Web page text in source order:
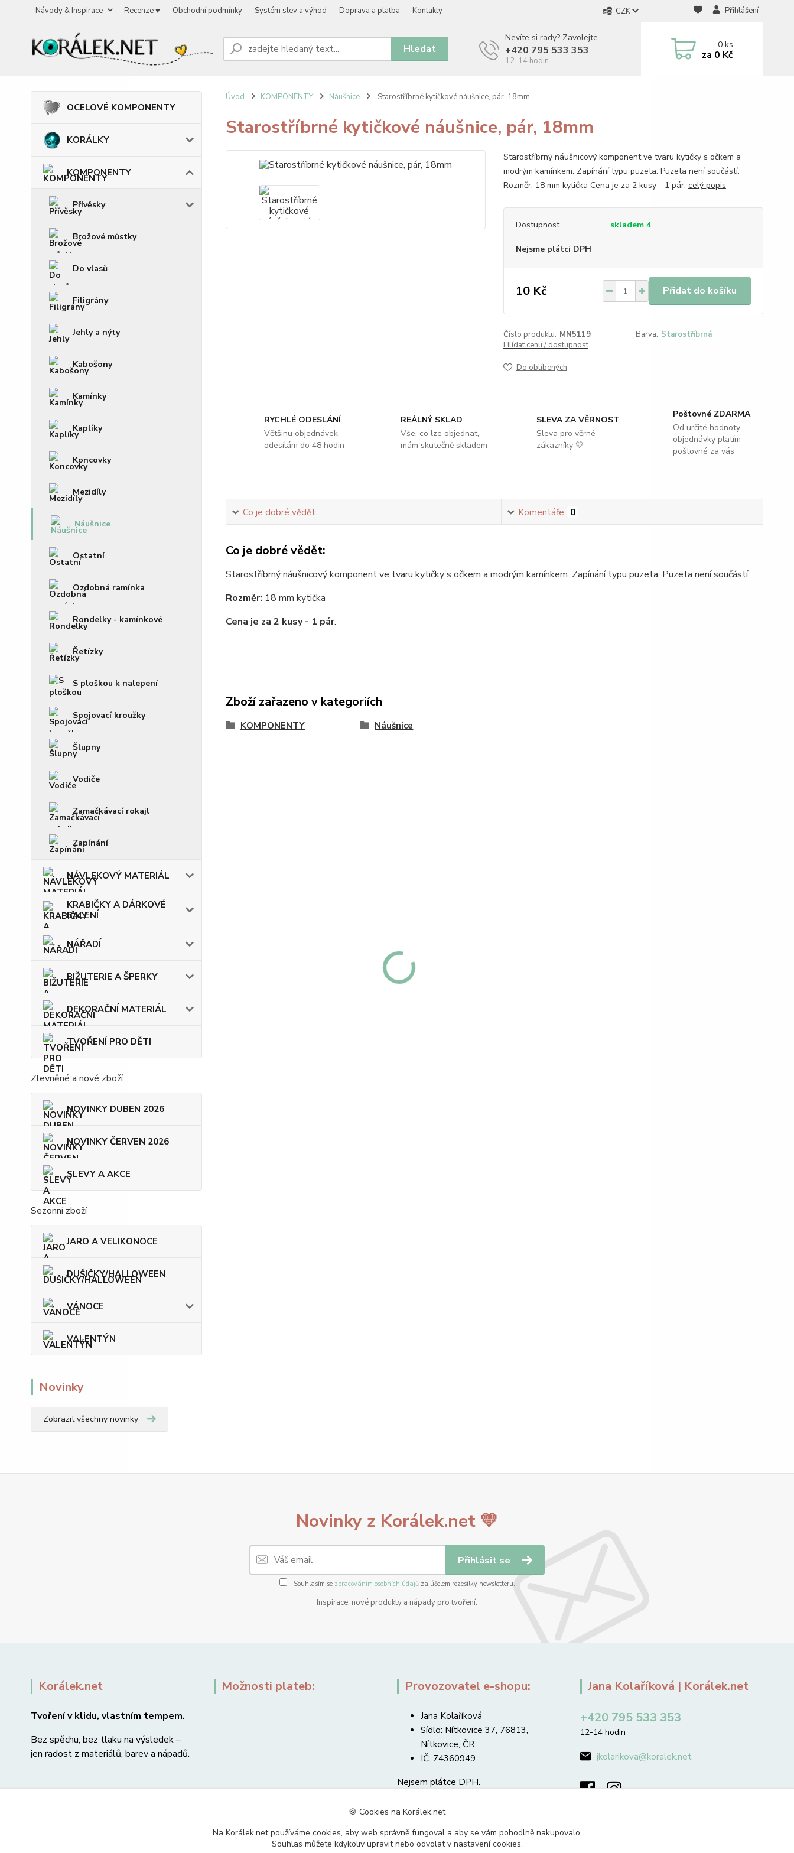
Návody & Inspirace Recenze ♥ Obchodní podmínky Systém slev a výhod Doprava a platba Kontakty CZK Přihlášení
Hledat
Nevíte si rady? Zavolejte.
+420 795 533 353
12-14 hodin
0ks
za 0 Kč
OCELOVÉ KOMPONENTY
KORÁLKY
KOMPONENTY
Přívěsky
Brožové můstky
Do vlasů
Filigrány
Jehly a nýty
Kabošony
Kamínky
Kaplíky
Koncovky
Mezidíly
Náušnice
Ostatní
Ozdobná ramínka
Rondelky - kamínkové
Řetízky
S ploškou k nalepení
Spojovací kroužky
Šlupny
Vodiče
Zamačkávací rokajl
Zapínání
NÁVLEKOVÝ MATERIÁL
KRABIČKY A DÁRKOVÉ
BALENÍ
NÁŘADÍ
BIŽUTERIE A ŠPERKY
DEKORAČNÍ MATERIÁL
TVOŘENÍ PRO DĚTI
Zlevněné a nové zboží
NOVINKY DUBEN 2026
NOVINKY ČERVEN 2026
SLEVY A AKCE
Sezonní zboží
JARO A VELIKONOCE
DUŠIČKY/HALLOWEEN
VÁNOCE
VALENTÝN
Novinky
Zobrazit všechny novinky
Úvod KOMPONENTY Náušnice Starostříbrné kytičkové náušnice, pár, 18mm
Starostříbrné kytičkové náušnice, pár, 18mm
Starostříbrný náušnicový komponent ve tvaru kytičky s očkem a
modrým kamínkem. Zapínání typu puzeta. Puzeta není součástí.
Rozměr: 18 mm kytička Cena je za 2 kusy - 1 pár. celý popis
Dostupnost skladem 4
Nejsme plátci DPH
10 Kč Přidat do košíku
Číslo produktu: MN5119 Barva: Starostříbrná
Hlídat cenu / dostupnost
Do oblíbených
RYCHLÉ ODESLÁNÍ
Většinu objednávek
odesílám do 48 hodin
REÁLNÝ SKLAD
Vše, co lze objednat,
mám skutečně skladem
SLEVA ZA VĚRNOST
Sleva pro věrné
zákazníky 💛
Poštovné ZDARMA
Od určité hodnoty
objednávky platím
poštovné za vás
Co je dobré vědět: Komentáře 0
Co je dobré vědět:
Starostříbrný náušnicový komponent ve tvaru kytičky s očkem a modrým kamínkem. Zapínání typu puzeta. Puzeta není součástí.
Rozměr: 18 mm kytička
Cena je za 2 kusy - 1 pár.
Zboží zařazeno v kategoriích
KOMPONENTY Náušnice
Novinky z Korálek.net 💛
Přihlásit se
Souhlasím se zpracováním osobních údajůza účelem rozesílky newsletteru.
Inspirace, nové produkty a nápady pro tvoření.
Korálek.net
Tvoření v klidu, vlastním tempem.
Bez spěchu, bez tlaku na výsledek –
jen radost z materiálů, barev a nápadů.
Možnosti plateb: Provozovatel e-shopu:
Jana Kolaříková
Sídlo: Nítkovice 37, 76813,
Nítkovice, ČR
IČ: 74360949
Nejsem plátce DPH.
Jana Kolaříková | Korálek.net
+420 795 533 353
12-14 hodin
jkolarikova@koralek.net
🍪 Cookies na Korálek.net
Na Korálek.net používáme cookies, aby web správně fungoval a aby se vám pohodlně nakupovalo.
Souhlas můžete kdykoliv upravit nebo odvolat v nastavení cookies.